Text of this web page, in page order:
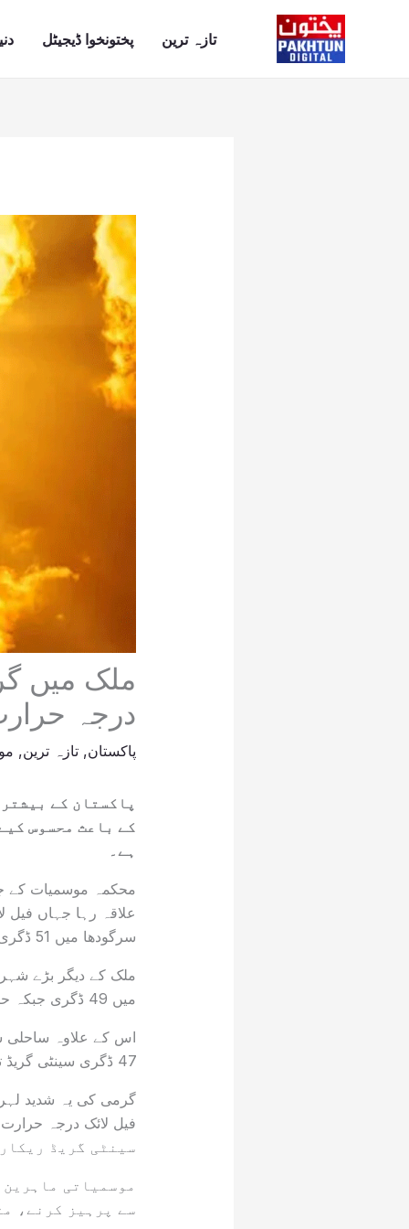
تازہ ترین پختونخوا ڈیجیٹل
ملک میں
درجہ حرارت ریکارڈ
پاکستان, تازہ ترین,
پاکستان کے
کے باعث محسوس
ہے۔
محکمہ موسمیات کے
سرگودھا میں 51 ڈگری سینٹی گریڈ تک محسوس کی گئی۔
میں 49 ڈگری جبکہ حیدرآباد، فیصل آباد اور ملتان میں 48 ڈگری سینٹی گریڈ ریکارڈ کیا گیا۔
اس کے علاوہ ساحلی
47 ڈگری سینٹی گریڈ تک جا پہنچی۔
گرمی کی یہ شدید
سینٹی گریڈ
موسمیاتی
سے پرہیز کرنے،